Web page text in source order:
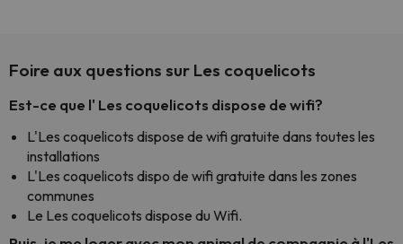
Foire aux questions sur Les coquelicots
Est-ce que l' Les coquelicots dispose de wifi?
L'Les coquelicots dispose de wifi gratuite dans toutes les
installations
L'Les coquelicots dispo de wifi gratuite dans les zones
communes
Le Les coquelicots dispose du Wifi.